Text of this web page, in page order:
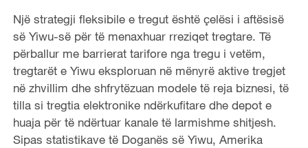
Një strategji fleksibile e tregut është çelësi i aftësisë
së Yiwu-së për të menaxhuar rreziqet tregtare. Të
përballur me barrierat tarifore nga tregu i vetëm,
tregtarët e Yiwu eksploruan në mënyrë aktive tregjet
në zhvillim dhe shfrytëzuan modele të reja biznesi, të
tilla si tregtia elektronike ndërkufitare dhe depot e
huaja për të ndërtuar kanale të larmishme shitjesh.
Sipas statistikave të Doganës së Yiwu, Amerika